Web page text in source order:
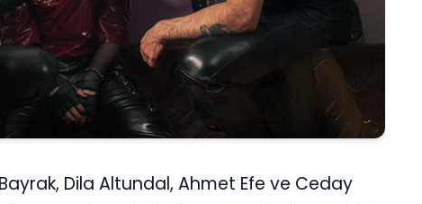
Bayrak, Dila Altundal, Ahmet Efe ve Ceday